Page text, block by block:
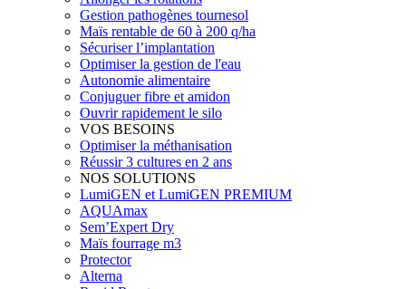
Gestion pathogènes tournesol
Maïs rentable de 60 à 200 q/ha
Sécuriser l’implantation
Optimiser la gestion de l'eau
Autonomie alimentaire
Conjuguer fibre et amidon
Ouvrir rapidement le silo
VOS BESOINS
Optimiser la méthanisation
Réussir 3 cultures en 2 ans
NOS SOLUTIONS
LumiGEN et LumiGEN PREMIUM
AQUAmax
Sem’Expert Dry
Maïs fourrage m3
Protector
Alterna